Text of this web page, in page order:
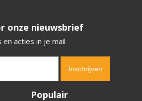
onze nieuwsbrief
acties in je mail
Populair